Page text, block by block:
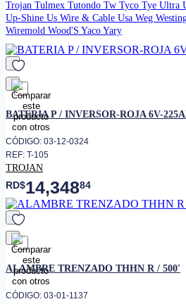
Trojan Tulmex Tutondo Tw Tyco Tye Ultra
Up-Shine Us Wire & Cable Usa Weg
Wiremold Wood'S YacoYary
favorito
BATERIA P / INVERSOR-ROJA 6V-
CÓDIGO: 03-12-0324
REF: T-105
TROJAN
RD$14,34884
favorito
ALAMBRE TRENZADO THHN R / 500'
CÓDIGO: 03-01-1137